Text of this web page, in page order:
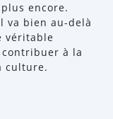
encore.
va bien au-delà
véritable
à la
culture.